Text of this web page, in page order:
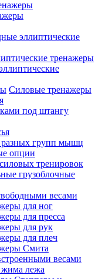
эллиптические
тренажеры
Силовые тренажеры
под штангу
групп мышц
опции
тренировок
грузоблочные
весами
для ног
для пресса
для рук
для плеч
Смита
весами
лежа